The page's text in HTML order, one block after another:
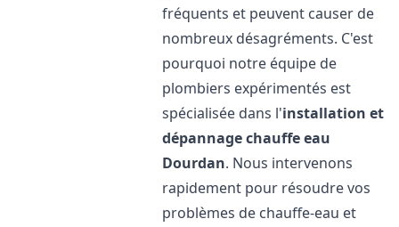
fréquents et peuvent causer de
nombreux désagréments. C'est
pourquoi notre équipe de
plombiers expérimentés est
spécialisée dans l'installation et
dépannage chauffe eau
Dourdan. Nous intervenons
rapidement pour résoudre vos
problèmes de chauffe-eau et